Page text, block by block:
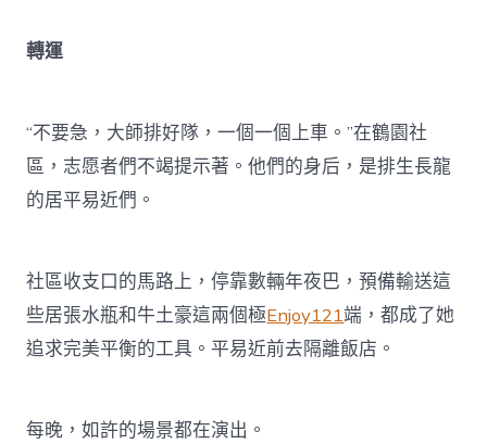
轉運
“不要急，大師排好隊，一個一個上車。”在鶴園社
區，志愿者們不竭提示著。他們的身后，是排生長龍
的居平易近們。
社區收支口的馬路上，停靠數輛年夜巴，預備輸送這
些居張水瓶和牛土豪這兩個極Enjoy121端，都成了她
追求完美平衡的工具。平易近前去隔離飯店。
每晚，如許的場景都在演出。